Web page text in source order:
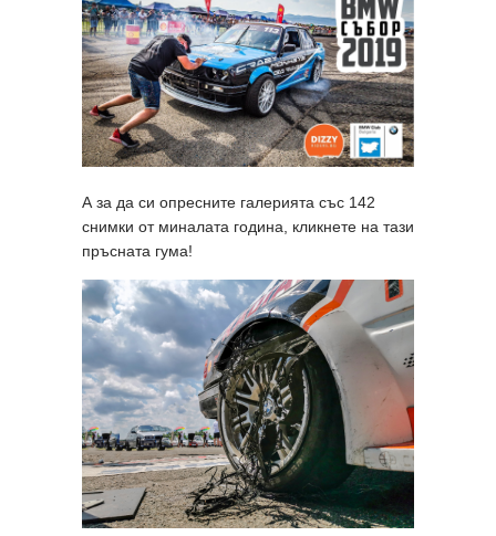
А за да си опресните галерията със 142
снимки от миналата година, кликнете на тази
пръсната гума!